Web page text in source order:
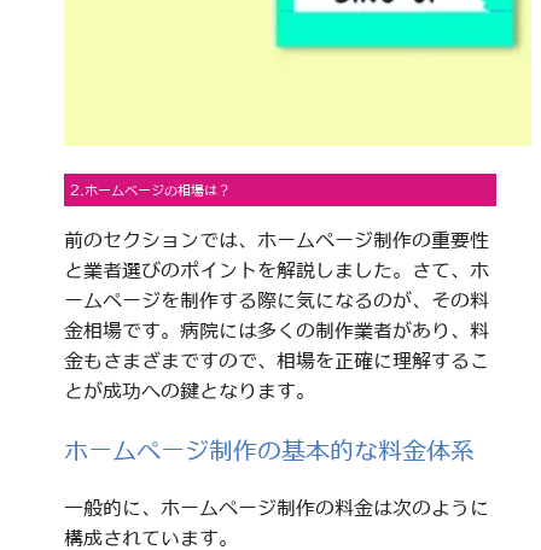
2.ホームページの相場は？
前のセクションでは、ホームページ制作の重要性
と業者選びのポイントを解説しました。さて、ホ
ームページを制作する際に気になるのが、その料
金相場です。病院には多くの制作業者があり、料
金もさまざまですので、相場を正確に理解するこ
とが成功への鍵となります。
ホームページ制作の基本的な料金体系
一般的に、ホームページ制作の料金は次のように
構成されています。